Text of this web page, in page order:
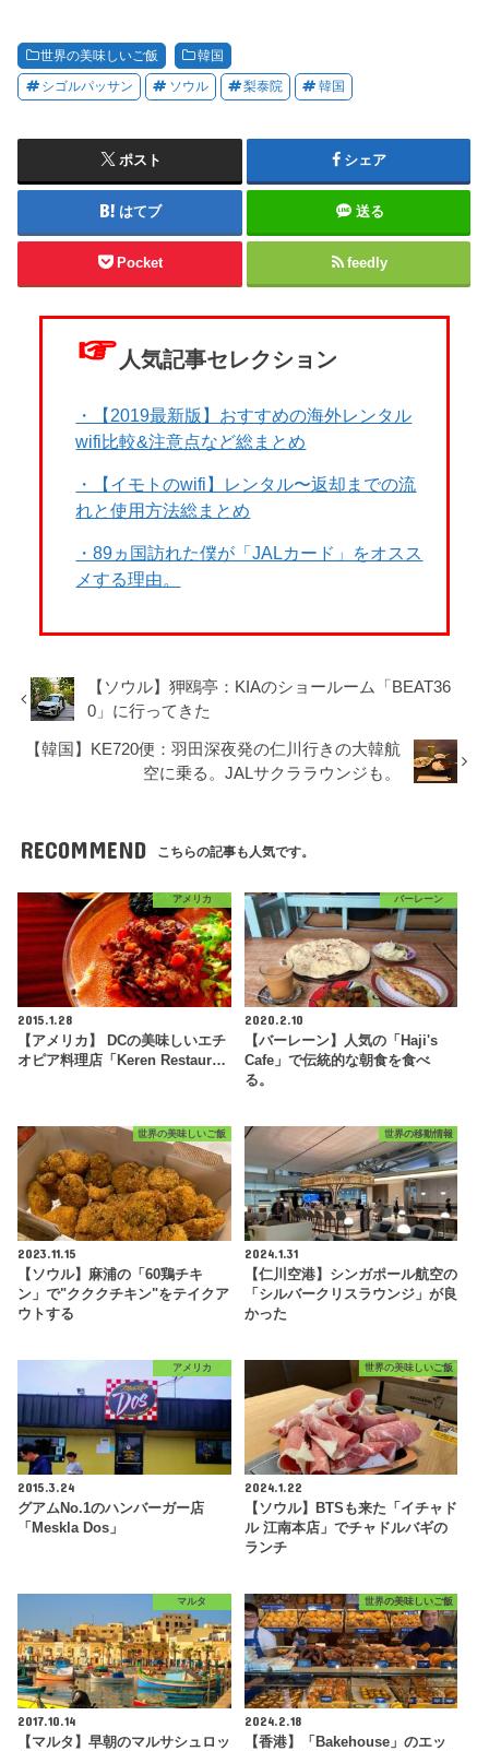
世界の美味しいご飯 韓国
シゴルパッサン ソウル 梨泰院 韓国
ポスト シェア
はてブ 送る
Pocket feedly
☞ 人気記事セレクション
・【2019最新版】おすすめの海外レンタル
wifi比較&注意点など総まとめ
・【イモトのwifi】レンタル〜返却までの流
れと使用方法総まとめ
・89ヵ国訪れた僕が「JALカード」をオスス
メする理由。
【ソウル】狎鴎亭：KIAのショールーム「BEAT36
0」に行ってきた
【韓国】KE720便：羽田深夜発の仁川行きの大韓航
空に乗る。JALサクララウンジも。
RECOMMEND こちらの記事も人気です。
アメリカ
2015.1.28
【アメリカ】 DCの美味しいエチ
オピア料理店「Keren Restaur…
バーレーン
2020.2.10
【バーレーン】人気の「Haji's
Cafe」で伝統的な朝食を食べ
る。
世界の美味しいご飯
2023.11.15
【ソウル】麻浦の「60鶏チキ
ン」で"クククチキン"をテイクア
ウトする
世界の移動情報
2024.1.31
【仁川空港】シンガポール航空の
「シルバークリスラウンジ」が良
かった
アメリカ
2015.3.24
グアムNo.1のハンバーガー店
「Meskla Dos」
世界の美味しいご飯
2024.1.22
【ソウル】BTSも来た「イチャド
ル 江南本店」でチャドルバギの
ランチ
マルタ
2017.10.14
【マルタ】早朝のマルサシュロッ
世界の美味しいご飯
2024.2.18
【香港】「Bakehouse」のエッ